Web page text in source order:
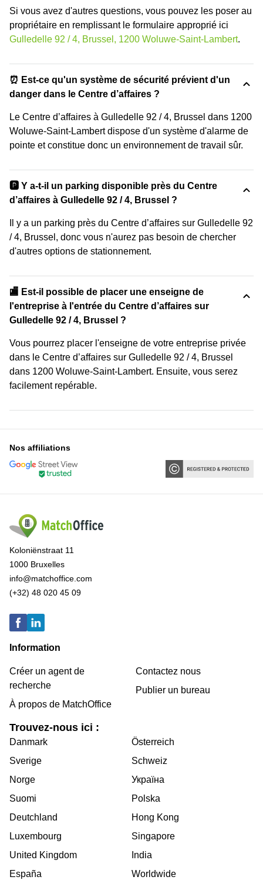
Si vous avez d'autres questions, vous pouvez les poser au
propriétaire en remplissant le formulaire approprié ici
Gulledelle 92 / 4, Brussel, 1200 Woluwe-Saint-Lambert.
⏰ Est-ce qu'un système de sécurité prévient d'un
danger dans le Centre d’affaires ?
Le Centre d’affaires à Gulledelle 92 / 4, Brussel dans 1200
Woluwe-Saint-Lambert dispose d'un système d'alarme de
pointe et constitue donc un environnement de travail sûr.
🅿️ Y a-t-il un parking disponible près du Centre
d’affaires à Gulledelle 92 / 4, Brussel ?
Il y a un parking près du Centre d’affaires sur Gulledelle 92
/ 4, Brussel, donc vous n'aurez pas besoin de chercher
d'autres options de stationnement.
🏬 Est-il possible de placer une enseigne de
l'entreprise à l'entrée du Centre d’affaires sur
Gulledelle 92 / 4, Brussel ?
Vous pourrez placer l'enseigne de votre entreprise privée
dans le Centre d’affaires sur Gulledelle 92 / 4, Brussel
dans 1200 Woluwe-Saint-Lambert. Ensuite, vous serez
facilement repérable.
Nos affiliations
Koloniënstraat 11
1000 Bruxelles
info@matchoffice.com
(+32) 48 020 45 09
Information
Créer un agent de
recherche
À propos de MatchOffice
Contactez nous
Publier un bureau
Trouvez-nous ici :
Danmark
Sverige
Norge
Suomi
Deutchland
Luxembourg
United Kingdom
España
Österreich
Schweiz
Україна
Polska
Hong Kong
Singapore
India
Worldwide